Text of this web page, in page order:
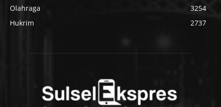
Olahraga
3254
Hukrim
2737